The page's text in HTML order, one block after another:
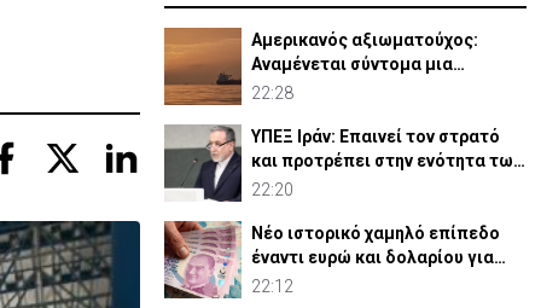
Αμερικανός αξιωματούχος:
Αναμένεται σύντομα μια
συμφωνία για Ορμούζ
22:28
ΥΠΕΞ Ιράν: Επαινεί τον στρατό
και προτρέπει στην ενότητα των
μουσουλμάνων
22:20
Νέο ιστορικό χαμηλό επίπεδο
έναντι ευρώ και δολαρίου για
τουρκική λίρα
22:12